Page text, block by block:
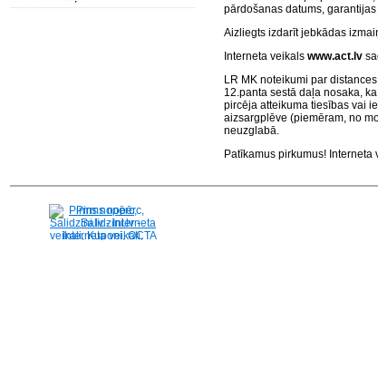
pārdošanas datums,
Aizliegts izdarīt jebkādas
Interneta veikals www.act.lv
LR MK noteikumi par
12.panta sestā daļa nosaka,
pircēja atteikuma tiesības vai
aizsargplēve (piemēram, no
neuzglabā.
Patīkamus pirkumus! Interneta
Pirms nopērc,
Salidzini.lv - Interneta
veikali, Kuponi, OCTA